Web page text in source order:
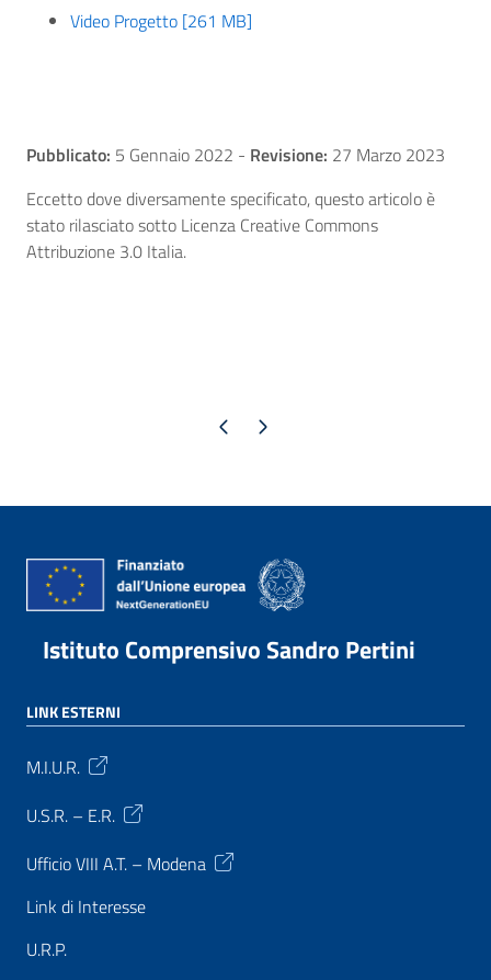
Video Progetto [261 MB]
Pubblicato: 5 Gennaio 2022 - Revisione: 27 Marzo 2023
Eccetto dove diversamente specificato, questo articolo è
stato rilasciato sotto Licenza Creative Commons
Attribuzione 3.0 Italia.
Pagina precedente
Pagina successiva
Istituto Comprensivo Sandro Pertini
LINK ESTERNI
M.I.U.R.
U.S.R. – E.R.
Ufficio VIII A.T. – Modena
Link di Interesse
U.R.P.